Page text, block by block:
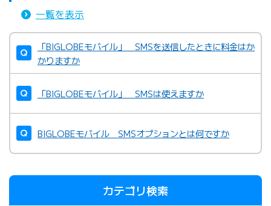
一覧を表示
「BIGLOBEモバイル」 SMSを送信したときに料金はか
かりますか
「BIGLOBEモバイル」 SMSは使えますか
BIGLOBEモバイル SMSオプションとは何ですか
カテゴリ検索